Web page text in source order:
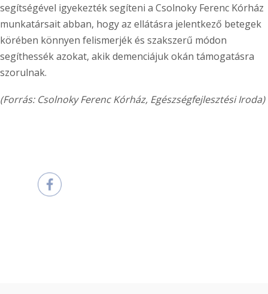
segítségével igyekezték segíteni a Csolnoky Ferenc Kórház
munkatársait abban, hogy az ellátásra jelentkező betegek
körében könnyen felismerjék és szakszerű módon
segíthessék azokat, akik demenciájuk okán támogatásra
szorulnak.
(Forrás: Csolnoky Ferenc Kórház, Egészségfejlesztési Iroda)